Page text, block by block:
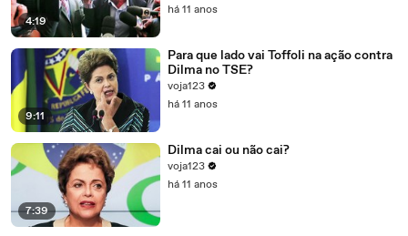
4:19
há 11 anos
9:11
Para que lado vai Toffoli na ação contra
Dilma no TSE?
voja123
há 11 anos
7:39
Dilma cai ou não cai?
voja123
há 11 anos